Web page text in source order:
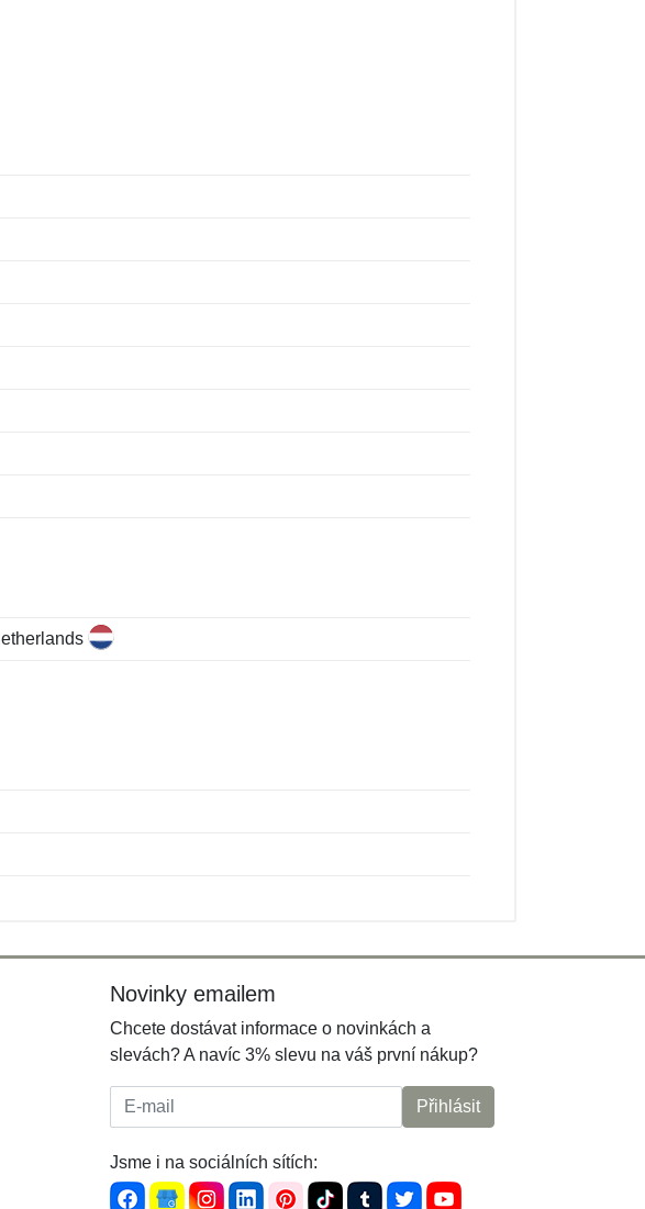
Novinky emailem
Chcete dostávat informace o novinkách a
slevách? A navíc 3% slevu na váš první nákup?
E-mail: Přihlásit
Jsme i na sociálních sítích: